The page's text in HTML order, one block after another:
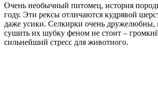
Очень необычный питомец, история
году. Эти рексы отличаются кудрявой
даже усики. Селкирки очень
сушить их шубку феном не стоит –
сильнейший стресс для животного.